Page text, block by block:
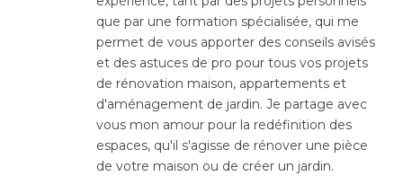
que par une formation spécialisée, qui me
permet de vous apporter des conseils avisés
et des astuces de pro pour tous vos projets
de rénovation maison, appartements et
d'aménagement de jardin. Je partage avec
vous mon amour pour la redéfinition des
espaces, qu'il s'agisse de rénover une pièce
de votre maison ou de créer un jardin.